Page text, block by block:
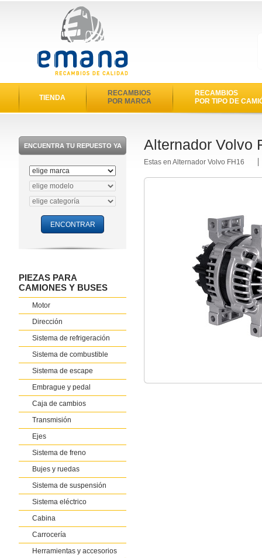
TIENDA
RECAMBIOS
POR MARCA
RECAMBIOS
POR TIPO DE
ENCUENTRA TU REPUESTO YA
PIEZAS PARA
CAMIONES Y BUSES
Motor
Dirección
Sistema de refrigeración
Sistema de combustible
Sistema de escape
Embrague y pedal
Caja de cambios
Transmisión
Ejes
Sistema de freno
Bujes y ruedas
Sistema de suspensión
Sistema eléctrico
Cabina
Carrocería
Herramientas y accesorios
Alternador Volvo
Estas en Alternador Volvo FH16